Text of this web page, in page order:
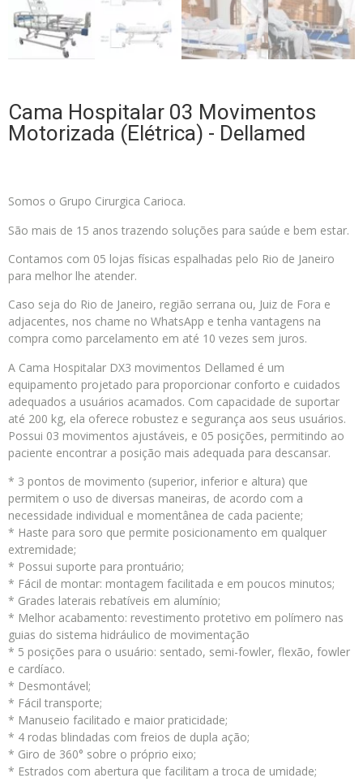
Cama Hospitalar 03 Movimentos
Motorizada (Elétrica) - Dellamed
Somos o Grupo Cirurgica Carioca.
São mais de 15 anos trazendo soluções para saúde e bem estar.
Contamos com 05 lojas físicas espalhadas pelo Rio de Janeiro
para melhor lhe atender.
Caso seja do Rio de Janeiro, região serrana ou, Juiz de Fora e
adjacentes, nos chame no WhatsApp e tenha vantagens na
compra como parcelamento em até 10 vezes sem juros.
A Cama Hospitalar DX3 movimentos Dellamed é um
equipamento projetado para proporcionar conforto e cuidados
adequados a usuários acamados. Com capacidade de suportar
até 200 kg, ela oferece robustez e segurança aos seus usuários.
Possui 03 movimentos ajustáveis, e 05 posições, permitindo ao
paciente encontrar a posição mais adequada para descansar.
* 3 pontos de movimento (superior, inferior e altura) que
permitem o uso de diversas maneiras, de acordo com a
necessidade individual e momentânea de cada paciente;
* Haste para soro que permite posicionamento em qualquer
extremidade;
* Possui suporte para prontuário;
* Fácil de montar: montagem facilitada e em poucos minutos;
* Grades laterais rebatíveis em alumínio;
* Melhor acabamento: revestimento protetivo em polímero nas
guias do sistema hidráulico de movimentação
* 5 posições para o usuário: sentado, semi-fowler, flexão, fowler
e cardíaco.
* Desmontável;
* Fácil transporte;
* Manuseio facilitado e maior praticidade;
* 4 rodas blindadas com freios de dupla ação;
* Giro de 360° sobre o próprio eixo;
* Estrados com abertura que facilitam a troca de umidade;